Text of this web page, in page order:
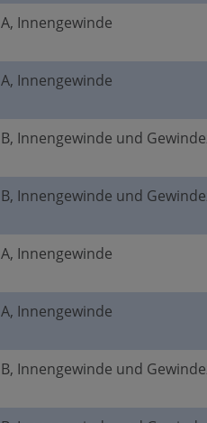
A, Innengewinde
A, Innengewinde
B, Innengewinde und
B, Innengewinde und
A, Innengewinde
A, Innengewinde
B, Innengewinde und